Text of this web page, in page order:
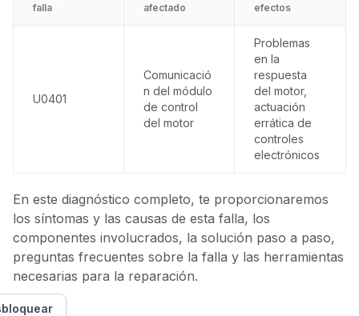
falla
afectado
efectos
U0401
Comunicació
n del módulo
de control
del motor
Problemas
en la
respuesta
del motor,
actuación
errática de
controles
electrónicos
En este diagnóstico completo, te proporcionaremos
los síntomas y las causas de esta falla, los
componentes involucrados, la solución paso a paso,
preguntas frecuentes sobre la falla y las herramientas
necesarias para la reparación.